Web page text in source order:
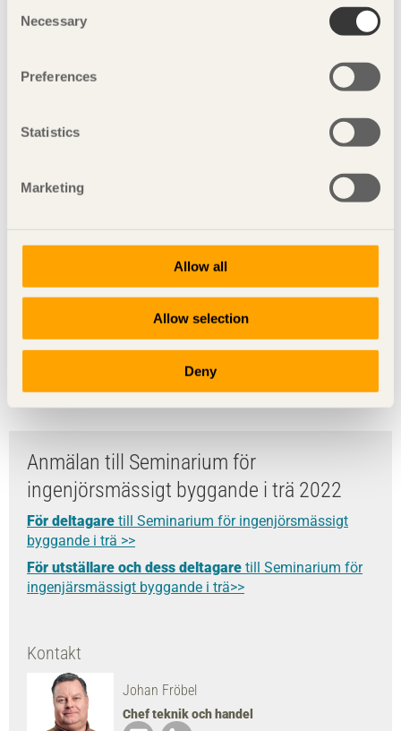
Selection
Necessary
Preferences
Statistics
Marketing
Allow all
Allow selection
Deny
Anmälan till Seminarium för
ingenjörsmässigt byggande i trä 2022
För deltagare till Seminarium för ingenjörsmässigt
byggande i trä >>
För utställare och dess deltagare till Seminarium för
ingenjärsmässigt byggande i trä>>
Kontakt
Johan Fröbel
Chef teknik och handel